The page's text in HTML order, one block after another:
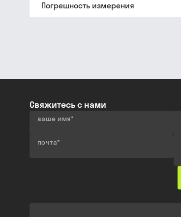
Погрешность измерения
Свяжитесь с нами
ваше имя*
почта*